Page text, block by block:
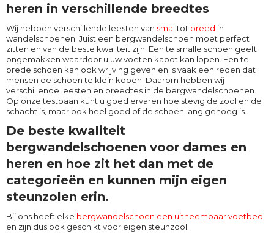
heren in verschillende breedtes
Wij hebben verschillende leesten van smaltot breed in
wandelschoenen. Juist een bergwandelschoen moet perfect
zitten en van de beste kwaliteit zijn. Een te smalle schoen geeft
ongemakken waardoor u uw voeten kapot kan lopen. Een te
brede schoen kan ook wrijving geven en is vaak een reden dat
mensen de schoen te klein kopen. Daarom hebben wij
verschillende leesten en breedtes in de bergwandelschoenen.
Op onze testbaan kunt u goed ervaren hoe stevig de zool en de
schacht is, maar ook heel goed of de schoen lang genoeg is.
De beste kwaliteit
bergwandelschoenen voor dames en
heren en hoe zit het dan met de
categorieën en kunnen mijn eigen
steunzolen erin.
Bij ons heeft elke bergwandelschoen een uitneembaar voetbed
en zijn dus ook geschikt voor eigen steunzool.